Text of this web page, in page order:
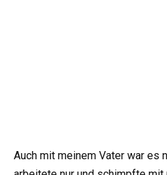
Auch mit meinem Vater war es